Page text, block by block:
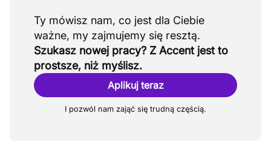
Ty mówisz nam, co jest dla Ciebie
Szukasz nowej pracy? Z Accent jest to
prostsze, niż myślisz.
Aplikuj teraz
I pozwól nam zająć się trudną częścią.